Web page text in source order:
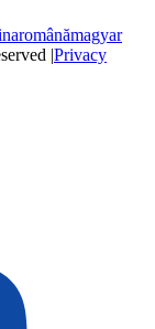
românămagyar
|Privacy